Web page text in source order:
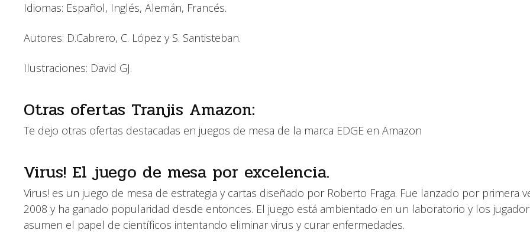
Idiomas: Español, Inglés, Alemán, Francés.
Autores: D.Cabrero, C. López y S. Santisteban.
Ilustraciones: David GJ.
Otras ofertas Tranjis Amazon:
Te dejo otras ofertas destacadas en juegos de mesa de la marca EDGE en Amazon
Virus! El juego de mesa por excelencia.
Virus! es un juego de mesa de estrategia y cartas diseñado por Roberto Fraga. Fue lanzado por primera
2008 y ha ganado popularidad desde entonces. El juego está ambientado en un laboratorio y los
asumen el papel de científicos intentando eliminar virus y curar enfermedades.